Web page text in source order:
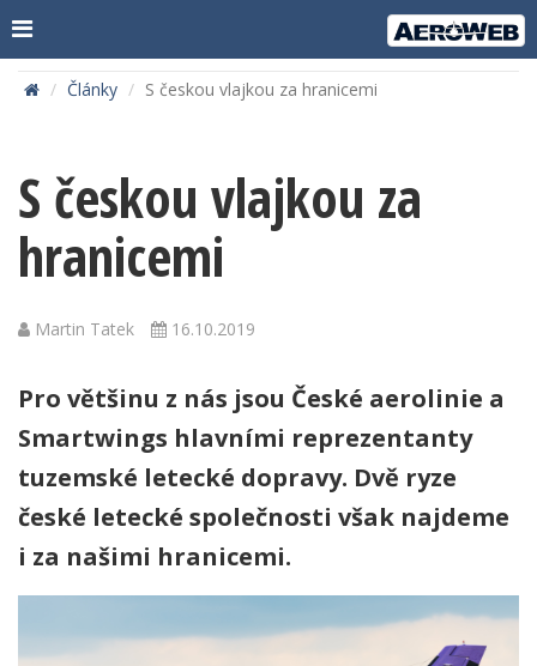
Články S českou vlajkou za hranicemi
S českou vlajkou za
hranicemi
Martin Tatek 16.10.2019
Pro většinu z nás jsou České aerolinie a
Smartwings hlavními reprezentanty
tuzemské letecké dopravy. Dvě ryze
české letecké společnosti však najdeme
i za našimi hranicemi.